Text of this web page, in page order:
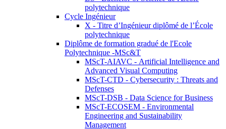
polytechnique
Cycle Ingénieur
X - Titre d’Ingénieur diplômé de l’École
polytechnique
Diplôme de formation gradué de l'Ecole
Polytechnique -MSc&T
MScT-AIAVC - Artificial Intelligence and
Advanced Visual Computing
MScT-CTD - Cybersecurity : Threats and
Defenses
MScT-DSB - Data Science for Business
MScT-ECOSEM - Environmental
Engineering and Sustainability
Management